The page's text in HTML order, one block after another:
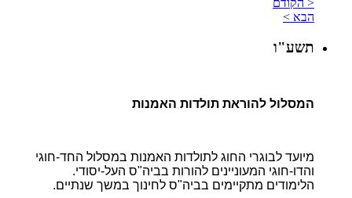
< הקודם
הבא >
תשע"ו
המסלול להוראת תולדות האמנות
מיועד לבוגרי החוג לתולדות האמנות במסלול החד-חוגי
והדו-חוגי המעוניינים להורות בביה"ס העל-יסודי.
הלימודים מתקיימים בביה"ס לחינוך במשך שנתיים.